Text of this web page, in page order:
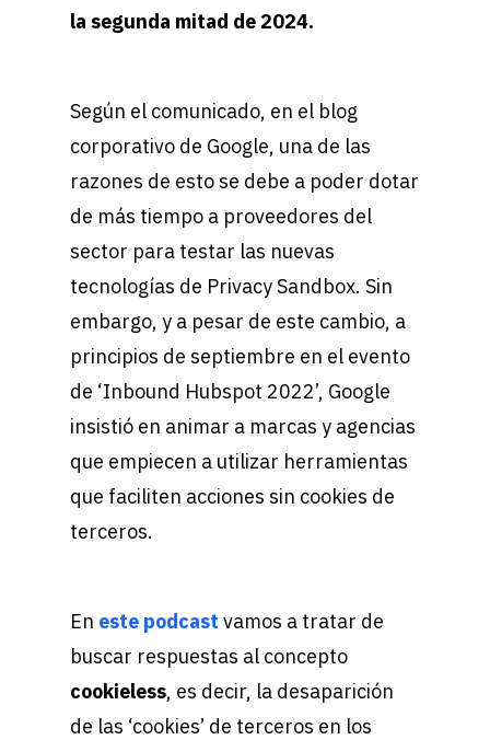
la segunda mitad de 2024.
Según el comunicado, en el blog
corporativo de Google, una de las
razones de esto se debe a poder dotar
de más tiempo a proveedores del
sector para testar las nuevas
tecnologías de Privacy Sandbox. Sin
embargo, y a pesar de este cambio, a
principios de septiembre en el evento
de ‘Inbound Hubspot 2022’, Google
insistió en animar a marcas y agencias
que empiecen a utilizar herramientas
que faciliten acciones sin cookies de
terceros.
En este podcast vamos a tratar de
buscar respuestas al concepto
cookieless, es decir, la desaparición
de las ‘cookies’ de terceros en los